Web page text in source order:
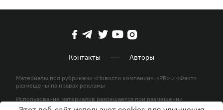
Контакты Авторы
Материалы под рубриками «Новости компании», «PR» и «Факт»
размещены на правах рекламы
Использование материалов разрешается при размещении
активной гиперссылки на KP.UA в первом абзаце.